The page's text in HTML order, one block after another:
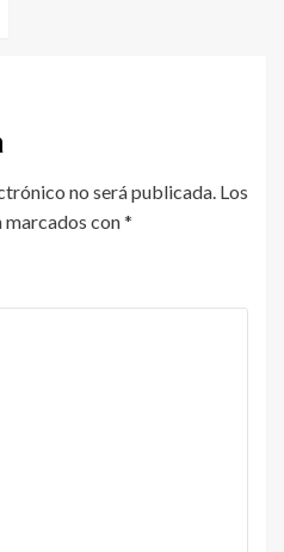
no será publicada. Los
con*